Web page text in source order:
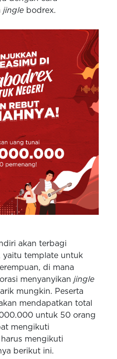
jingle bodrex.
akan terbagi
yaitu template untuk
di mana
menyanyikanjingle
mungkin. Peserta
mendapatkan total
untuk 50 orang
mengikuti
mengikuti
berikut ini.